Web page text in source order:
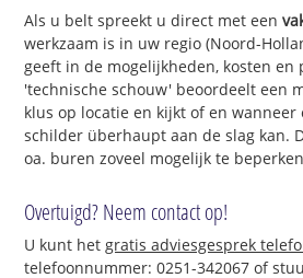
Als u belt spreekt u direct met een
werkzaam is in uw regio (Noord-
geeft in de mogelijkheden, kosten en
'technische schouw' beoordeelt een
klus op locatie en kijkt of en wanneer
schilder überhaupt aan de slag kan.
oa. buren zoveel mogelijk te
Overtuigd? Neem contact op!
U kunt hetgratis adviesgesprek
telefoonnummer: 0251-342067 of